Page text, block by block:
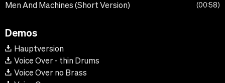
Men And Machines (Short Version) 00:58
Demos
Hauptversion
Voice Over - thin Drums
Voice Over no Brass